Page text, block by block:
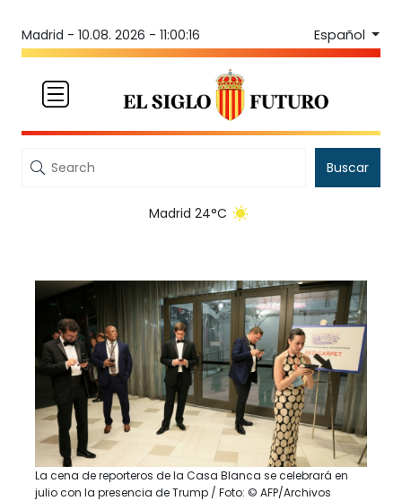
Madrid - 10.08. 2026 - 11:00:16 Español
Buscar
Madrid 24°C
La cena de reporteros de la Casa Blanca se celebrará en
julio con la presencia de Trump / Foto: © AFP/Archivos